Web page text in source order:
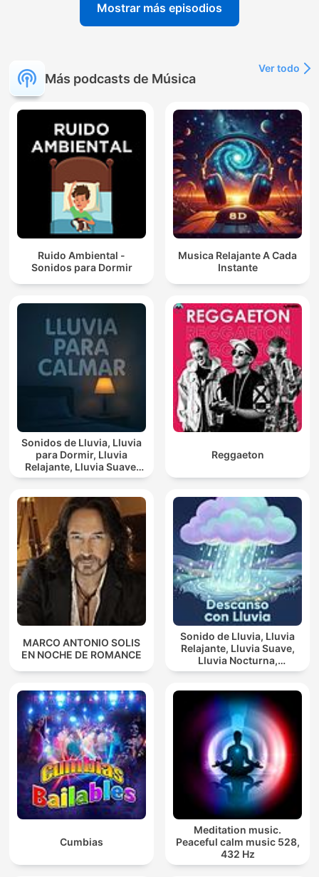
Mostrar más episodios
Más podcasts de Música
Ver todo
Ruido Ambiental -
Sonidos para Dormir
Musica Relajante A Cada
Instante
Sonidos de Lluvia, Lluvia
para Dormir, Lluvia
Relajante, Lluvia Suave,
Lluvia Para Calmar
Reggaeton
MARCO ANTONIO SOLIS
EN NOCHE DE ROMANCE
Sonido de Lluvia, Lluvia
Relajante, Lluvia Suave,
Lluvia Nocturna,
Descanso Con Lluvia
Cumbias
Meditation music.
Peaceful calm music 528,
432 Hz